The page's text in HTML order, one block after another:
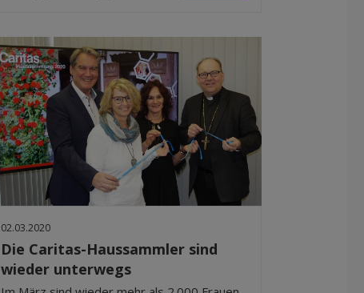
02.03.2020
Die Caritas-Haussammler sind
wieder unterwegs